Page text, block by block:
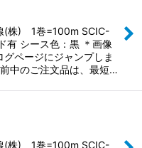
(株) 1巻=100m SCIC-
有 シース色：黒 ＊画像
ページにジャンプしま
中のご注文品は、最短…
(株) 1巻=100m SCIC-